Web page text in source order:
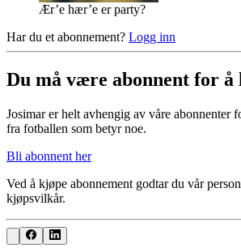
Ær’e hær’e er party?
Har du et abonnement? Logg inn
Du må være abonnent for å
Josimar er helt avhengig av våre abonnenter
fra fotballen som betyr noe.
Bli abonnent her
Ved å kjøpe abonnement godtar du vår
kjøpsvilkår.